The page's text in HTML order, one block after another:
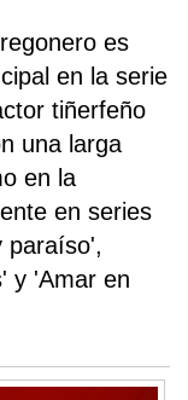
es
en la serie
tiñerfeño
una larga
en la
en series
paraíso',
y 'Amar en